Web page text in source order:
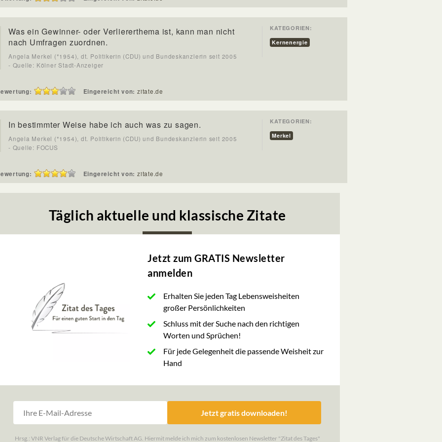
Was ein Gewinner- oder Verliererthema ist, kann man nicht
nach Umfragen zuordnen.
Angela Merkel (*1954), dt. Politikerin (CDU) und Bundeskanzlerin seit 2005
- Quelle: Kölner Stadt-Anzeiger
KATEGORIEN:
Kernenergie
Eingereicht von: zitate.de
In bestimmter Weise habe ich auch was zu sagen.
Angela Merkel (*1954), dt. Politikerin (CDU) und Bundeskanzlerin seit 2005
- Quelle: FOCUS
KATEGORIEN:
Merkel
Eingereicht von: zitate.de